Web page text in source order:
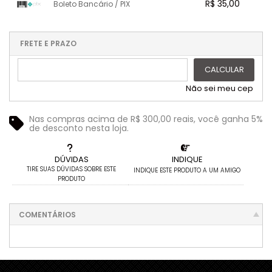
DÚVIDAS
TIRE SUAS DÚVIDAS SOBRE ESTE
PRODUTO
INDIQUE
INDIQUE ESTE PRODUTO A UM AMIGO
Nas compras acima de R$ 300,00 reais, você ganha 5%
de desconto nesta loja.
4x com juros de R$ 8,88
10x com juros de R$ 3,78
.
Boleto Bancário / PIX R$ 35,00
...
....
FRETE E PRAZO
CALCULAR
Não sei meu cep
COMENTÁRIOS